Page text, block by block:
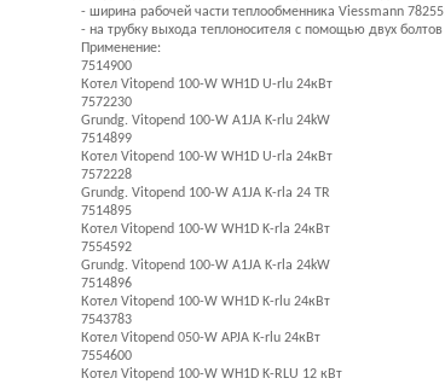
- ширина рабочей части теплообменника Viessmann
- на трубку выхода теплоносителя с помощью двух болтов
Применение:
7514900
Котел Vitopend 100-W WH1D U-rlu 24кВт
7572230
Grundg. Vitopend 100-W A1JA K-rlu 24kW
7514899
Котел Vitopend 100-W WH1D U-rla 24кВт
7572228
Grundg. Vitopend 100-W A1JA K-rla 24 TR
7514895
Котел Vitopend 100-W WH1D K-rlа 24кВт
7554592
Grundg. Vitopend 100-W A1JA K-rla 24kW
7514896
Котел Vitopend 100-W WH1D K-rlu 24кВт
7543783
Котел Vitopend 050-W APJA K-rlu 24кВт
7554600
Котел Vitopend 100-W WH1D K-RLU 12 кВт